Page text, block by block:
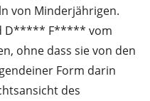
von Minderjährigen.
D***** F***** vom
ohne dass sie von den
Form darin
des